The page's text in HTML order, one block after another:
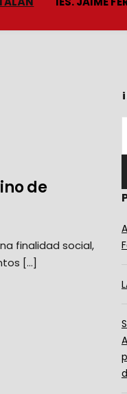
de
finalidad social,
[…]